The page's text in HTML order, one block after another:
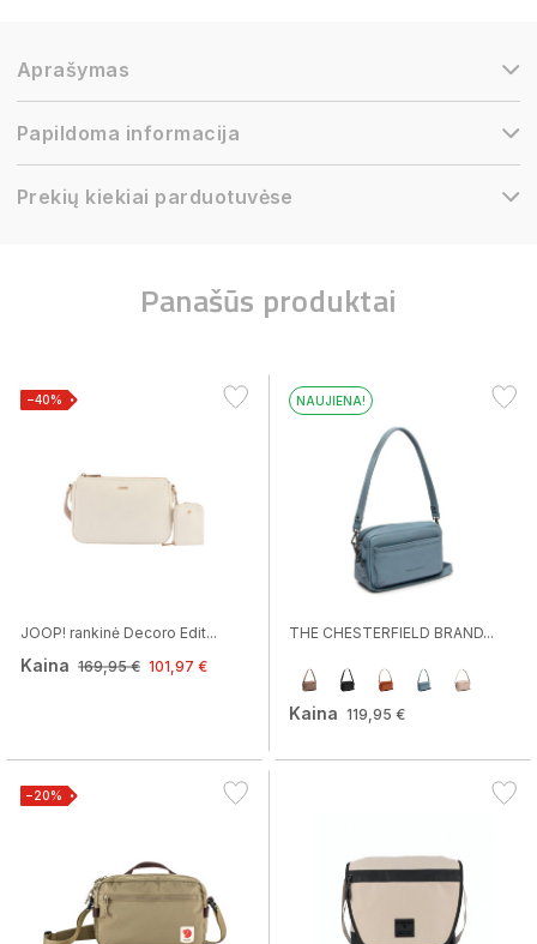
Aprašymas
Papildoma informacija
Prekių kiekiai parduotuvėse
Panašūs produktai
−40%
JOOP! rankinė Decoro Edit...
Kaina 169,95 € 101,97 €
NAUJIENA!
THE CHESTERFIELD BRAND...
Kaina 119,95 €
−20%